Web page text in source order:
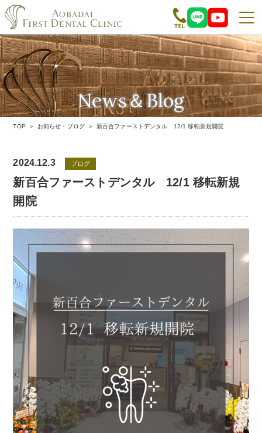
News＆Blog
お知らせ・ブログ
TOP お知らせ・ブログ 新百合ファーストデンタル 12/1 移転新規開院
2024.12.3 ブログ
新百合ファーストデンタル 12/1 移転新規
開院